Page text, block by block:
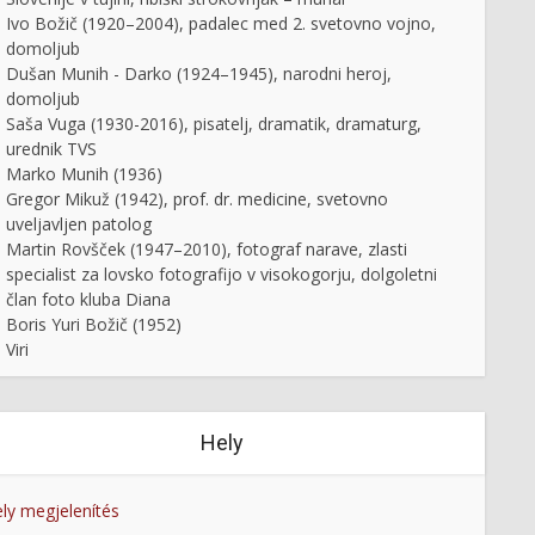
Ivo Božič (1920–2004), padalec med 2. svetovno vojno,
domoljub
Dušan Munih - Darko (1924–1945), narodni heroj,
domoljub
Saša Vuga (1930-2016), pisatelj, dramatik, dramaturg,
urednik TVS
Marko Munih (1936)
Gregor Mikuž (1942), prof. dr. medicine, svetovno
uveljavljen patolog
Martin Rovšček (1947–2010), fotograf narave, zlasti
specialist za lovsko fotografijo v visokogorju, dolgoletni
član foto kluba Diana
Boris Yuri Božič (1952)
Viri
Hely
megjelenítés